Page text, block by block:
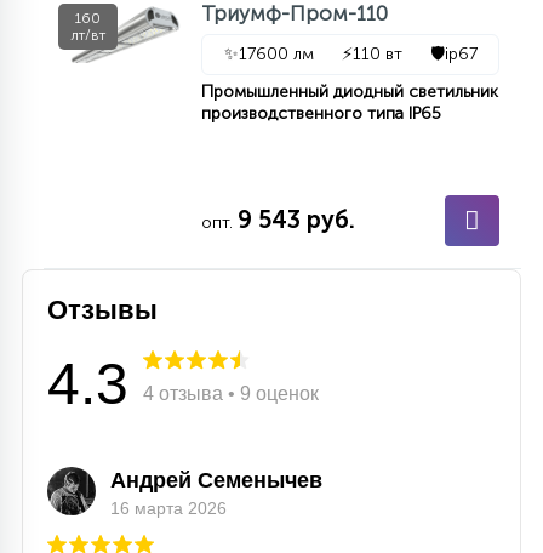
160
лт/вт
Триумф-Пром-110
✨17600 лм ⚡110 вт 🛡️ip67
Промышленный диодный светильник
производственного типа IP65
опт. 9 543 руб.
Отзывы
4.3 4 отзыва • 9 оценок
Андрей Семенычев
16 марта 2026